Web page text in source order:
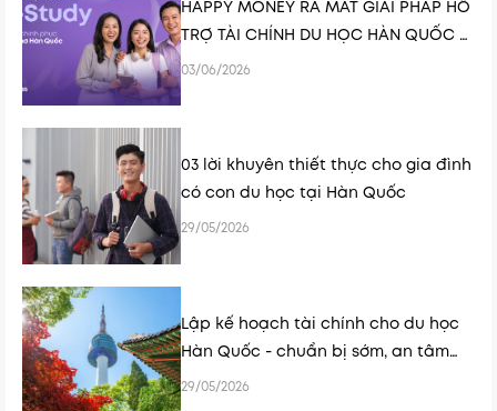
HAPPY MONEY RA MẮT GIẢI PHÁP HỖ
TRỢ TÀI CHÍNH DU HỌC HÀN QUỐC K-
STUDY
03/06/2026
03 lời khuyên thiết thực cho gia đình
có con du học tại Hàn Quốc
29/05/2026
Lập kế hoạch tài chính cho du học
Hàn Quốc - chuẩn bị sớm, an tâm
hơn
29/05/2026